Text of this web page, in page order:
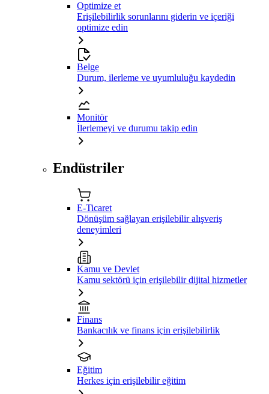
Optimize et
Erişilebilirlik sorunlarını giderin ve içeriği
optimize edin
Belge
Durum, ilerleme ve uyumluluğu kaydedin
Monitör
İlerlemeyi ve durumu takip edin
Endüstriler
E-Ticaret
Dönüşüm sağlayan erişilebilir alışveriş
deneyimleri
Kamu ve Devlet
Kamu sektörü için erişilebilir dijital hizmetler
Finans
Bankacılık ve finans için erişilebilirlik
Eğitim
Herkes için erişilebilir eğitim